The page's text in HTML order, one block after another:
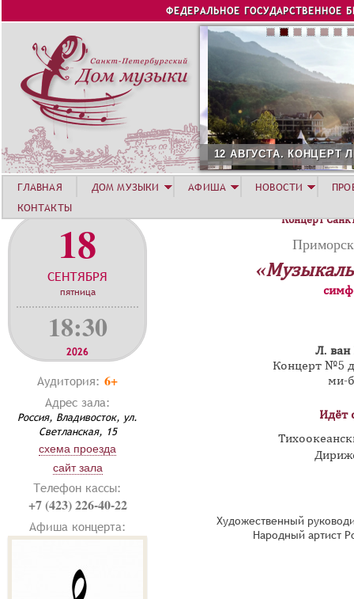
Jump to navigation
ФЕДЕРАЛЬНОЕ ГОСУДАРСТВЕННОЕ
12 АВГУСТА. КОНЦЕРТ
18
СЕНТЯБРЯ
пятница
18:30
2026
Аудитория: 6+
Адрес зала:
Россия, Владивосток, ул.
Светланская, 15
схема проезда
сайт зала
Телефон кассы:
+7 (423) 226-40-22
Афиша концерта:
Концерт
Л. ван
Концерт №5
ми-
Идёт
Художественный
Народный артист
ГЛАВНАЯ ДОМ МУЗЫКИ АФИША НОВОСТИ
КОНТАКТЫ